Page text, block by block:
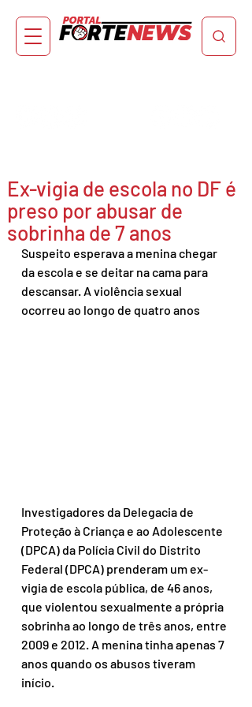
Ex-vigia de escola no DF é
preso por abusar de
sobrinha de 7 anos
Suspeito esperava a menina chegar
da escola e se deitar na cama para
descansar. A violência sexual
ocorreu ao longo de quatro anos
Investigadores da Delegacia de
Proteção à Criança e ao Adolescente
(DPCA) da Polícia Civil do Distrito
Federal (DPCA) prenderam um ex-
vigia de escola pública, de 46 anos,
que violentou sexualmente a própria
sobrinha ao longo de três anos, entre
2009 e 2012. A menina tinha apenas 7
anos quando os abusos tiveram
início.